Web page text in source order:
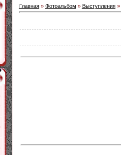
Главная» Фотоальбом » Выступления»